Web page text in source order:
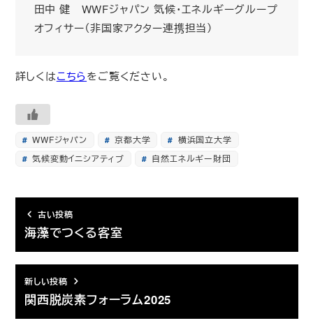
田中 健 WWFジャパン 気候・エネルギーグループ
オフィサー（非国家アクター連携担当）
詳しくはこちらをご覧ください。
WWFジャパン 京都大学
横浜国立大学
気候変動イニシアティブ
自然エネルギー財団
古い投稿
海藻でつくる客室
新しい投稿
関西脱炭素フォーラム2025